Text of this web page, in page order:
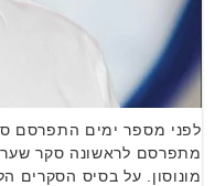
לפני מספר ימים התפרסם
מתפרסם לראשונה סקר
מונוסון. על בסיס הסקרים